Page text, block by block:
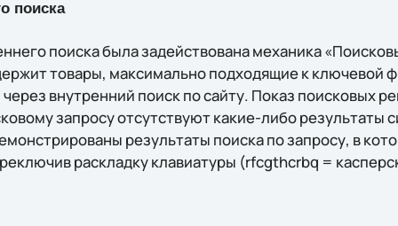
поиска
поиска была задействована механика
товары, максимально подходящие к ключевой
внутренний поиск по сайту. Показ поисковых
запросу отсутствуют какие-либо результаты
результаты поиска по запросу, в
раскладку клавиатуры (rfcgthcrbq =